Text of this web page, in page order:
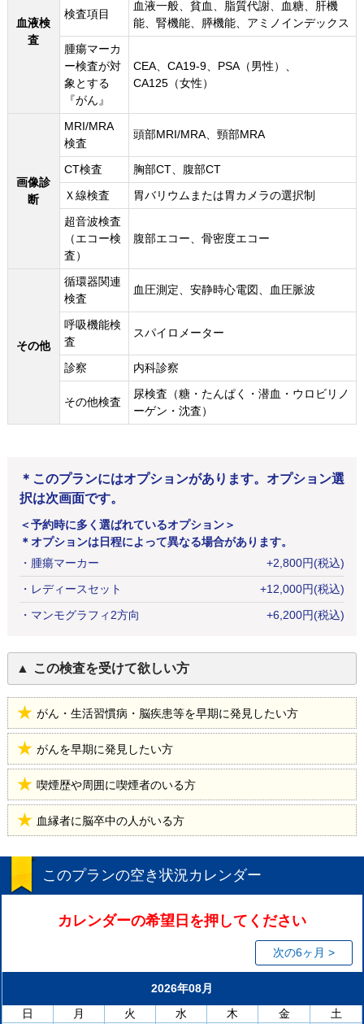
血液検
査
検査項目
血液一般、貧血、脂質代謝、血糖、肝機
能、腎機能、膵機能、アミノインデックス
腫瘍マーカ
ー検査が対
象とする
『がん』
CEA、CA19-9、PSA（男性）、
CA125（女性）
画像診
断
MRI/MRA
検査
頭部MRI/MRA、頸部MRA
CT検査
胸部CT、腹部CT
Ｘ線検査
胃バリウムまたは胃カメラの選択制
超音波検査
（エコー検
査）
腹部エコー、骨密度エコー
その他
循環器関連
検査
血圧測定、安静時心電図、血圧脈波
呼吸機能検
査
スパイロメーター
診察 内科診察
その他検査
尿検査（糖・たんぱく・潜血・ウロビリノ
ーゲン・沈査）
＊このプランにはオプションがあります。オプション選
択は次画面です。
＜予約時に多く選ばれているオプション＞
＊オプションは日程によって異なる場合があります。
・ 腫瘍マーカー +2,800円(税込)
・ レディースセット +12,000円(税込)
・ マンモグラフィ2方向 +6,200円(税込)
この検査を受けて欲しい方
がん・生活習慣病・脳疾患等を早期に発見したい方
がんを早期に発見したい方
喫煙歴や周囲に喫煙者のいる方
血縁者に脳卒中の人がいる方
このプランの空き状況カレンダー
カレンダーの希望日を押してください
次の6ヶ月 >
2026年08月
日
月 火 水 木 金
土